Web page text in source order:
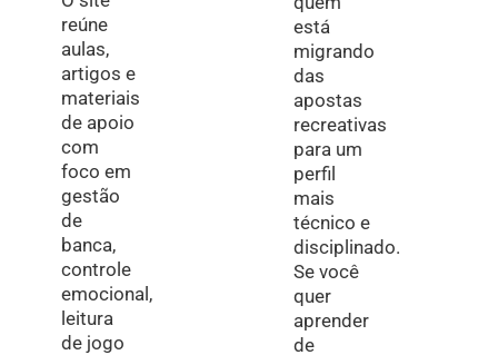
reúne
aulas,
artigos e
materiais
de apoio
com
foco em
gestão
de
banca,
controle
emocional,
leitura
de jogo
está
migrando
das
apostas
recreativas
para um
perfil
mais
técnico e
disciplinado.
Se você
quer
aprender
de